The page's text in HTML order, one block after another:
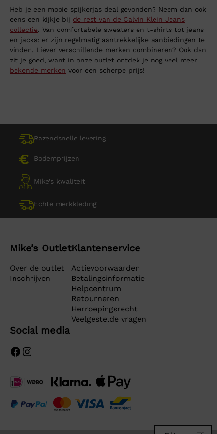
Heb je een mooie spijkerjas deal gevonden? Neem dan ook
eens een kijkje bij de rest van de Calvin Klein Jeans
collectie. Van comfortabele sweaters en t-shirts tot jeans
en jacks: er zijn regelmatig aantrekkelijke aanbiedingen te
vinden. Liever verschillende merken combineren? Ook dan
zit je goed, want in onze outlet ontdek je nog veel meer
bekende merken voor een scherpe prijs!
Razendsnelle levering
Bodemprijzen
Mike’s kwaliteit
Echte merkkleding
Mike’s Outlet
Over de outlet
Inschrijven
Klantenservice
Actievoorwaarden
Betalingsinformatie
Helpcentrum
Retourneren
Herroepingsrecht
Veelgestelde vragen
Social media
Facebook